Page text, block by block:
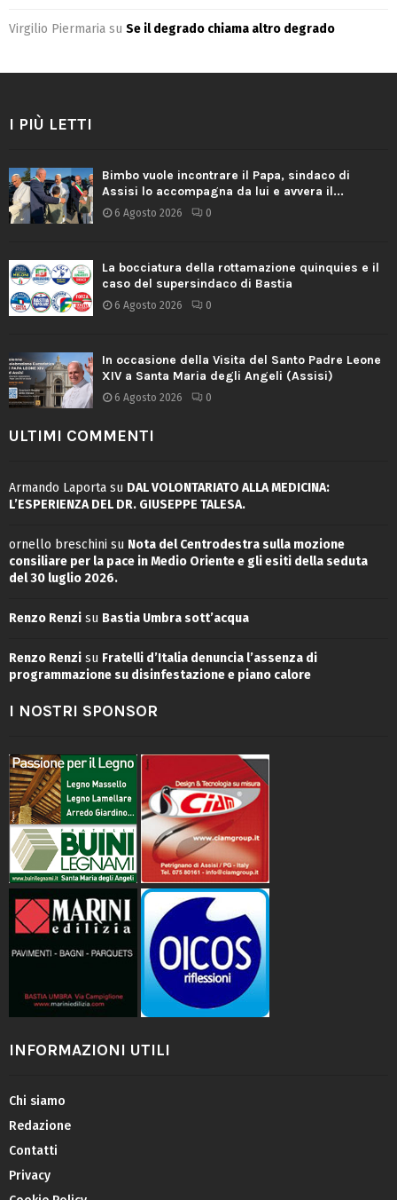
Virgilio Piermaria su Se il degrado chiama altro degrado
I PIÙ LETTI
Bimbo vuole incontrare il Papa, sindaco di
Assisi lo accompagna da lui e avvera il...
6 Agosto 2026 0
La bocciatura della rottamazione quinquies e il
caso del supersindaco di Bastia
6 Agosto 2026 0
In occasione della Visita del Santo Padre Leone
XIV a Santa Maria degli Angeli (Assisi)
6 Agosto 2026 0
ULTIMI COMMENTI
Armando Laporta su DAL VOLONTARIATO ALLA MEDICINA:
L’ESPERIENZA DEL DR. GIUSEPPE TALESA.
ornello breschini su Nota del Centrodestra sulla mozione
consiliare per la pace in Medio Oriente e gli esiti della seduta
del 30 luglio 2026.
Renzo Renzi su Bastia Umbra sott’acqua
Renzo Renzi su Fratelli d’Italia denuncia l’assenza di
programmazione su disinfestazione e piano calore
I NOSTRI SPONSOR
INFORMAZIONI UTILI
Chi siamo
Redazione
Contatti
Privacy